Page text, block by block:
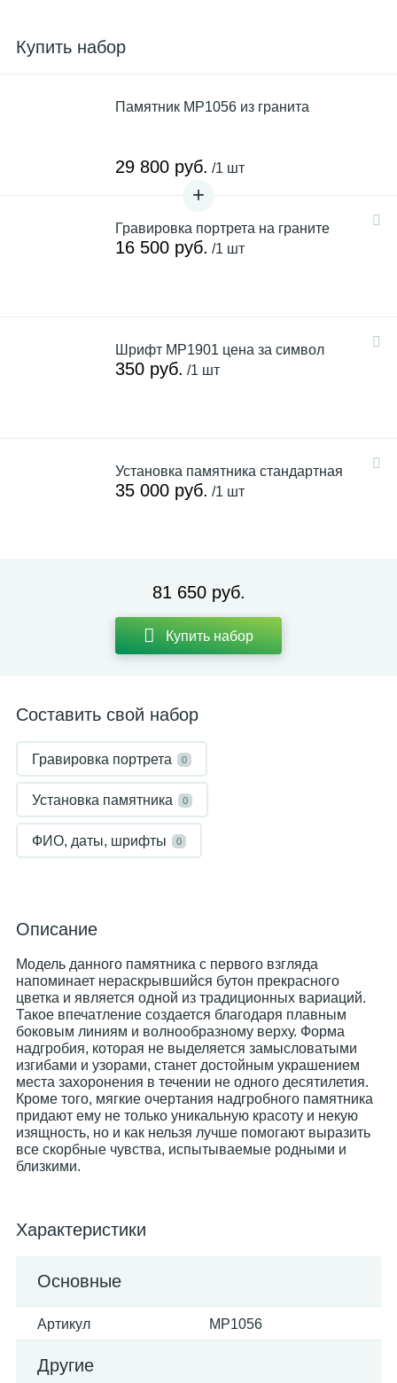
Купить набор
Памятник MP1056 из гранита
29 800 руб. /1 шт
Гравировка портрета на граните
16 500 руб. /1 шт
Шрифт MP1901 цена за символ
350 руб. /1 шт
Установка памятника стандартная
35 000 руб. /1 шт
81 650 руб.
Купить набор
Составить свой набор
Гравировка портрета 0
Установка памятника 0
ФИО, даты, шрифты 0
Описание
Модель данного памятника с первого взгляда
напоминает нераскрывшийся бутон прекрасного
цветка и является одной из традиционных вариаций.
Такое впечатление создается благодаря плавным
боковым линиям и волнообразному верху. Форма
надгробия, которая не выделяется замысловатыми
изгибами и узорами, станет достойным украшением
места захоронения в течении не одного десятилетия.
Кроме того, мягкие очертания надгробного памятника
придают ему не только уникальную красоту и некую
изящность, но и как нельзя лучше помогают выразить
все скорбные чувства, испытываемые родными и
близкими.
Характеристики
Основные
Артикул MP1056
Другие